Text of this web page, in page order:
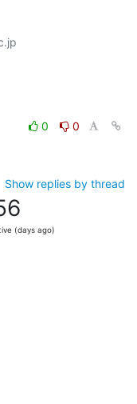
0
0
Show replies by thread
(days ago)